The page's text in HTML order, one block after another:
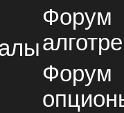
Форум
Форум